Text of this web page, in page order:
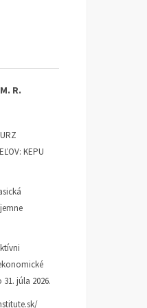
R.
KEPU
júla 2026.